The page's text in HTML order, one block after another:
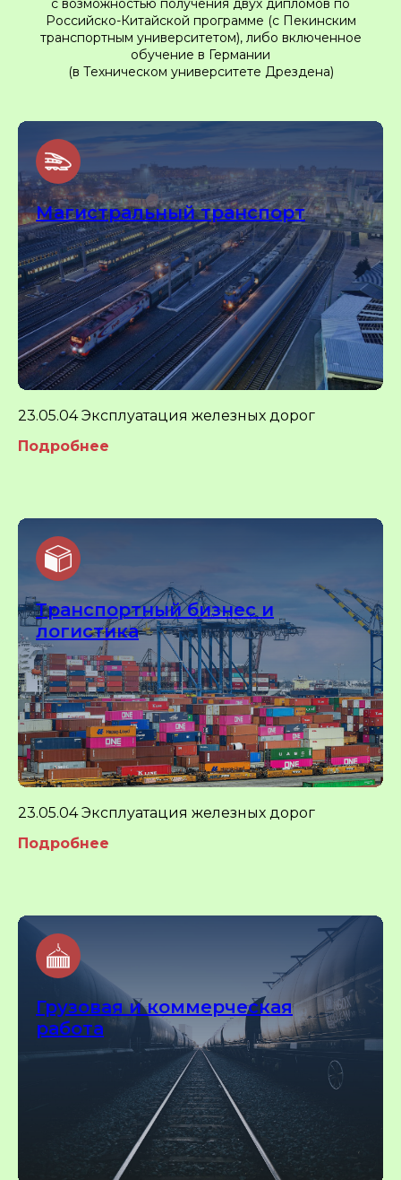
Российско-Китайской программе (с Пекинским
транспортным университетом), либо включенное
обучение в Германии
(в Техническом университете Дрездена)
Магистральный транспорт
23.05.04 Эксплуатация железных дорог
Подробнее
Транспортный бизнес и
логистика
23.05.04 Эксплуатация железных дорог
Подробнее
Грузовая и коммерческая
работа